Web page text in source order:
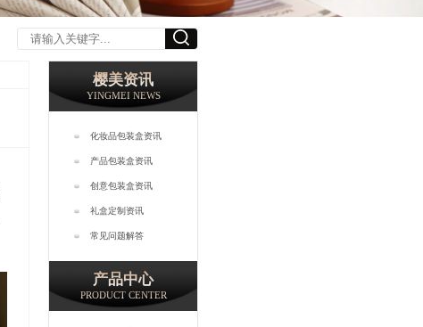
樱美资讯
YINGMEI NEWS
化妆品包装盒资讯
产品包装盒资讯
创意包装盒资讯
礼盒定制资讯
常见问题解答
产品中心
PRODUCT CENTER